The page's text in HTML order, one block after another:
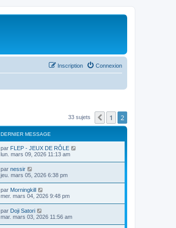
Connexion
Inscription
33 sujets Précédent
1 2
DERNIER MESSAGE
par FLEP - JEUX DE RÔLE
lun. mars 09, 2026 11:13 am
par nessir
jeu. mars 05, 2026 6:38 pm
par Morningkill
mer. mars 04, 2026 9:48 pm
par Doji Satori
mar. mars 03, 2026 11:56 am